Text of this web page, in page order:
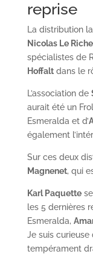
reprise
La distribution
Nicolas Le Riche
spécialistes de
Hoffaltdans le
L’association de
aurait été un
Esmeralda et d’
également
Sur ces deux
Magnenet, qui
Karl Paquette
les 5 dernières
Esmeralda,
Je suis curieuse
tempérament